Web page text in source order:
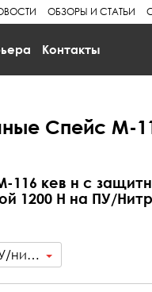
ОБЗОРЫ И СТАТЬИ
Контакты
Спейс М-
116 кев н с
1200 Н на ПУ/
М-116 кев н - 5Дж, 1200Н, ПУ/нитрил